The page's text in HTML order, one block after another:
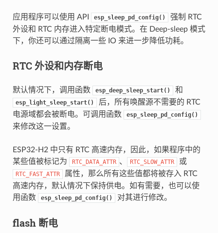
应用程序可以使用 API esp_sleep_pd_config()
强制 RTC
外设和 RTC 内存进入特定断电模式。在 Deep-sleep 模式
下，你还可以通过隔离一些 IO 来进一步降低功耗。
RTC 外设和内存断电
默认情况下，调用函数 esp_deep_sleep_start() 和
esp_light_sleep_start()
后，所有唤醒源不需要的 RTC
电源域都会被断电。可调用函数
esp_sleep_pd_config()
来修改这一设置。
ESP32-H2 中只有 RTC 高速内存，因此，如果程序中的
某些值被标记为
RTC_DATA_ATTR 、 RTC_SLOW_ATTR 或
RTC_FAST_ATTR
属性，那么所有这些值都将被存入 RTC
高速内存，默认情况下保持供电。如有需要，也可以使
用函数
esp_sleep_pd_config() 对其进行修改。
flash 断电